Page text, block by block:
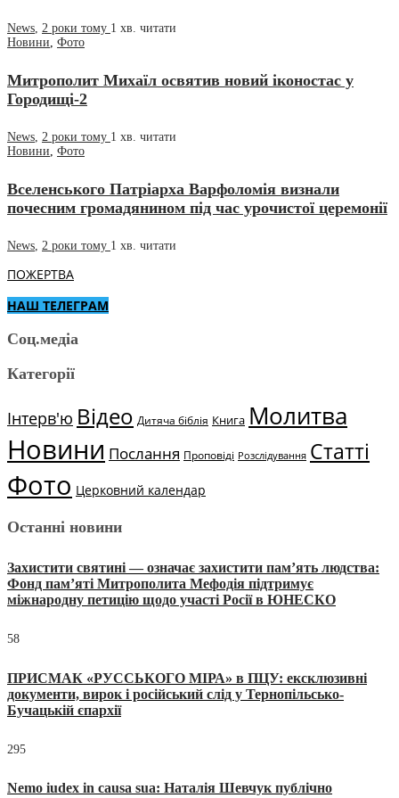
News 2 роки тому 1 хв. читати
Новини Фото
Митрополит Михаїл освятив новий іконостас у
Городищі-2
News 2 роки тому 1 хв. читати
Новини Фото
Вселенського Патріарха Варфоломія визнали
почесним громадянином під час урочистої церемонії
News 2 роки тому 1 хв. читати
ПОЖЕРТВА
НАШ ТЕЛЕГРАМ
Соц.медіа
Категорії
Інтерв'ю Відео Дитяча біблія Книга Молитва
Новини Послання Проповіді Розслідування Статті
Фото Церковний календар
Останні новини
Захистити святині — означає захистити пам’ять людства:
Фонд пам’яті Митрополита Мефодія підтримує
міжнародну петицію щодо участі Росії в ЮНЕСКО
58
ПРИСМАК «РУССЬКОГО МІРА» в ПЦУ: ексклюзивні
документи, вирок і російський слід у Тернопільсько-
Бучацькій єпархії
295
Nemo iudex in causa sua: Наталія Шевчук публічно